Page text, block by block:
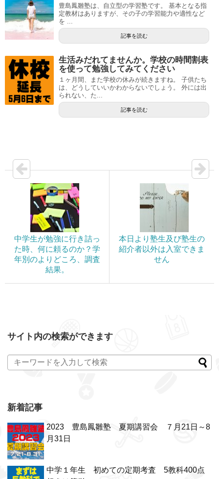
豊島鳳雛塾は、自立型の学習塾です。 基本となる指
定教材はありますが、その子の学習能力や適性など
を ...
記事を読む
生活みだれてませんか。学校の時間割表
を使って勉強してみてください
１ヶ月間、また学校の休みが続きますね。 子供たち
は、どうしていいかわからないでしょう。 外には出
られない、た...
記事を読む
中学生が勉強に行き詰っ
た時、何に頼るのか？学
年別のよりどころ、調査
結果。
本日より塾生及び塾生の
紹介者以外は入室できま
せん
サイト内の検索ができます
新着記事
2023 豊島鳳雛塾 夏期講習会 ７月21日～8
月31日
中学１年生 初めての定期考査 5教科400点